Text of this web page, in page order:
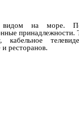
на море.
принадлежности.
ресторанов.